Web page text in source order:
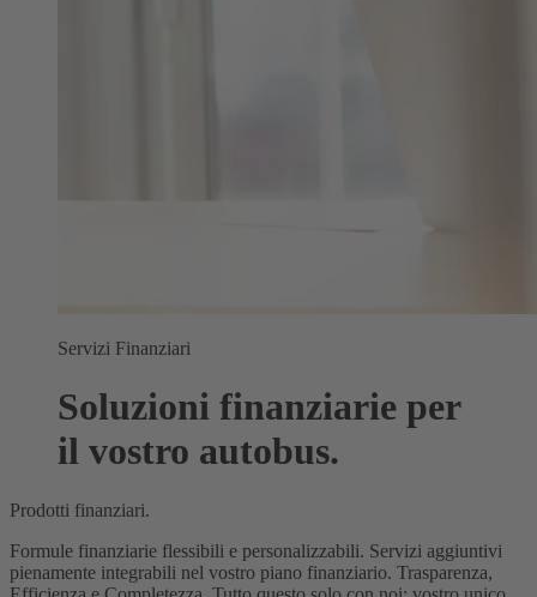
Servizi Finanziari
Soluzioni finanziarie per
il vostro autobus.
Prodotti finanziari.
Formule finanziarie flessibili e personalizzabili. Servizi aggiuntivi
pienamente integrabili nel vostro piano finanziario. Trasparenza,